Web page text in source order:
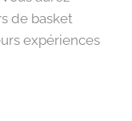
de basket
expériences